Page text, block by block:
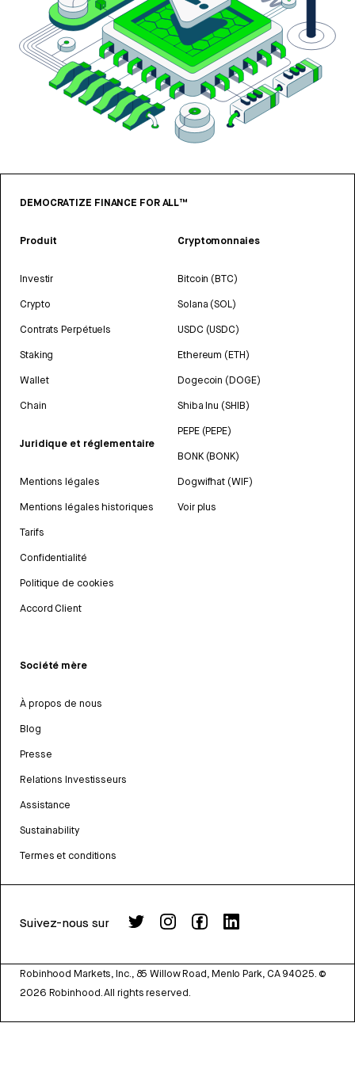
DEMOCRATIZE FINANCE FOR ALL™
Produit
Investir
Crypto
Contrats Perpétuels
Staking
Wallet
Chain
Juridique et réglementaire
Mentions légales
Mentions légales historiques
Tarifs
Confidentialité
Politique de cookies
Accord Client
Cryptomonnaies
Bitcoin (BTC)
Solana (SOL)
USDC (USDC)
Ethereum (ETH)
Dogecoin (DOGE)
Shiba Inu (SHIB)
PEPE (PEPE)
BONK (BONK)
Dogwifhat (WIF)
Voir plus
Société mère
À propos de nous
Blog
Presse
Relations Investisseurs
Assistance
Sustainability
Termes et conditions
Suivez-nous sur
Robinhood Markets, Inc., 85 Willow Road, Menlo Park, CA 94025. ©
2026 Robinhood. All rights reserved.